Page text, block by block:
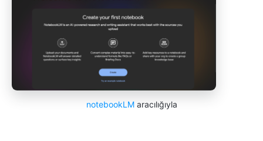
notebookLMaracılığıyla